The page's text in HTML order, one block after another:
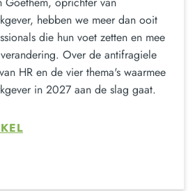
hebben we meer dan ooit
die hun voet zetten en mee
Over de antifragiele
HR en de vier thema's waarmee
in 2027 aan de slag gaat.